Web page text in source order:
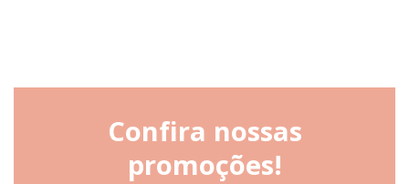
Confira nossas
promoções!